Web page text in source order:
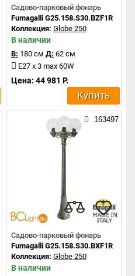
Садово-парковый фонарь
Fumagalli G25.158.S30.BZF1R
Коллекция: Globe 250
В наличии
В: 180 см Д: 62 см
E27 x 3 max 60W
Цена: 44 981 Р.
Купить
163497
Садово-парковый фонарь
Fumagalli G25.158.S30.BXF1R
Коллекция: Globe 250
В наличии